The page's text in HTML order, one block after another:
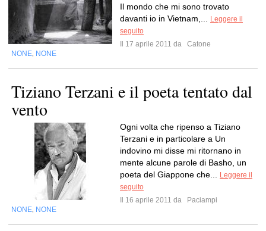
Il mondo che mi sono trovato
davanti io in Vietnam,...
Leggere il
seguito
Il 17 aprile 2011 da
Catone
NONE NONE
Tiziano Terzani e il poeta tentato dal
vento
Ogni volta che ripenso a Tiziano
Terzani e in particolare a Un
indovino mi disse mi ritornano in
mente alcune parole di Basho, un
poeta del Giappone che...
Leggere il
seguito
Il 16 aprile 2011 da
Paciampi
NONE NONE